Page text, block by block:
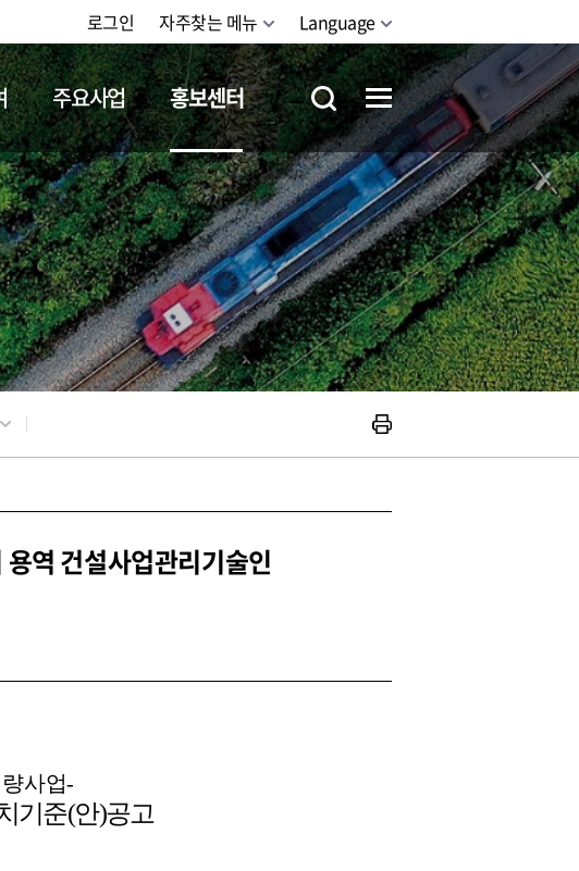
로그인 자주찾는 메뉴 Language
주요사업 홍보센터
소개 철도체험
역 건설사업관리기술인
사업-
기준(안)공고